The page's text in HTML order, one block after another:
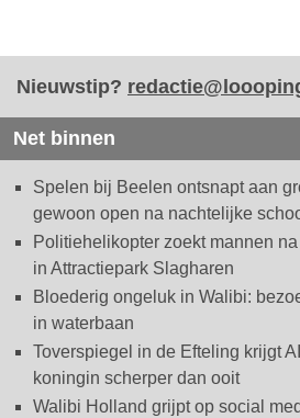
Nieuwstip?
Net binnen
Spelen bij Beelen ontsnapt aan
gewoon open na nachtelijke
Politiehelikopter zoekt mannen
in Attractiepark Slagharen
Bloederig ongeluk in Walibi:
in waterbaan
Toverspiegel in de Efteling krijgt
koningin scherper dan ooit
Walibi Holland grijpt op social